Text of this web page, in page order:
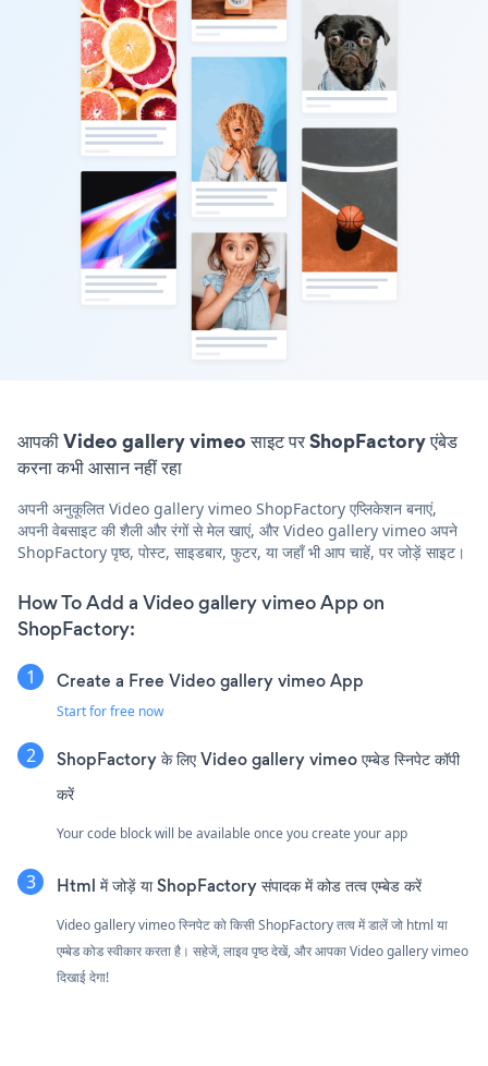
आपकी Video gallery vimeo साइट पर ShopFactory एंबेड
करना कभी आसान नहीं रहा
अपनी अनुकूलित Video gallery vimeo ShopFactory एप्लिकेशन बनाएं,
अपनी वेबसाइट की शैली और रंगों से मेल खाएं, और Video gallery vimeo अपने
ShopFactory पृष्ठ, पोस्ट, साइडबार, फुटर, या जहाँ भी आप चाहें, पर जोड़ें साइट।
How To Add a Video gallery vimeo App on
ShopFactory:
Create a Free Video gallery vimeo App
Start for free now
ShopFactory के लिए Video gallery vimeo एम्बेड स्निपेट कॉपी
करें
Your code block will be available once you create your app
Html में जोड़ें या ShopFactory संपादक में कोड तत्व एम्बेड करें
Video gallery vimeo स्निपेट को किसी ShopFactory तत्व में डालें जो html या
एम्बेड कोड स्वीकार करता है। सहेजें, लाइव पृष्ठ देखें, और आपका Video gallery vimeo
दिखाई देगा!